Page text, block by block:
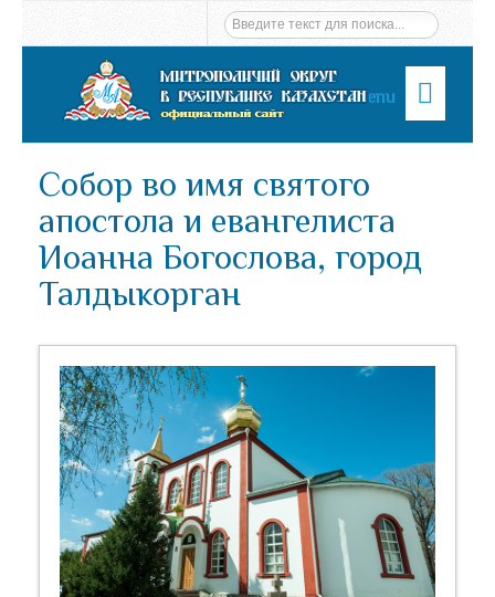
Menu
Собор во имя святого
апостола и евангелиста
Иоанна Богослова, город
Талдыкорган